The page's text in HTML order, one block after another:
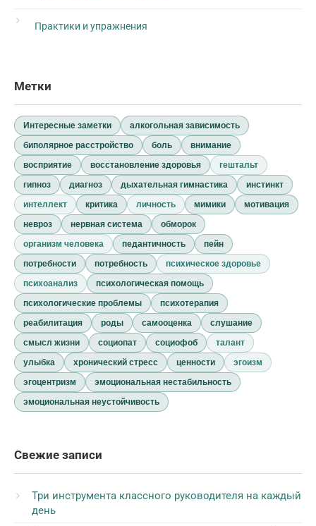
Практики и упражнения
Метки
Интересные заметки
алкогольная зависимость
биполярное расстройство
боль
внимание
восприятие
восстановление здоровья
гештальт
гипноз
диагноз дыхательная гимнастика
инстинкт
интеллект
критика личность мимики
мотивация
невроз
нервная система
обморок
организм человека
педантичность
пейн
потребности
потребность
психическое здоровье
психоанализ
психологическая помощь
психологические проблемы
психотерапия
реабилитация
роды самооценка
слушание
смысл жизни
социопат социофоб
талант
улыбка
хронический стресс ценности
эгоизм
эгоцентризм
эмоциональная нестабильность
эмоциональная неустойчивость
Свежие записи
Три инструмента классного руководителя на каждый
день